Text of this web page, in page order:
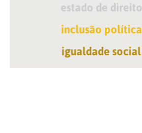
estado de direito
inclusão política
igualdade social